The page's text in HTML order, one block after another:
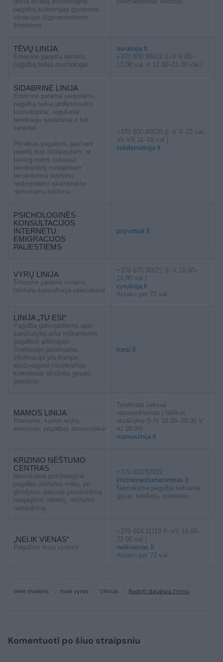
pagalbą sudėtingas gyvenimo
situacijas išgyvenantiems
žmonėms
TĖVŲ LINIJA
Emocinė parama tėvams,
pagalbą teikia psichologai
tevulinija.lt
+370 800 90012 (I–V 9.00–
13.00 val. ir 17.00–21.00 val.)
SIDABRINĖ LINIJA
Emocinė parama senjorams,
pagalbą teikia profesionalūs
konsultantai, reguliariai
bendrauja savanoriai ir kiti
senjorai
Prireikus pagalbos, jaučiant
poreikį būti išklausytam, ar
tiesiog norint susirasti
bendramintį nuolatiniam
bendravimui telefonu,
nedvejodami skambinkite
nemokamu telefonu
+370 800 80020 (I–V 8–22 val.,
VI–VII 11–19 val.)
sidabrinelinija.lt
PSICHOLOGINĖS
KONSULTACIJOS
INTERNETU
EMIGRACIJOS
PALIESTIEMS
psyvirtual.lt
VYRŲ LINIJA
Emocinė parama vyrams,
telefonu konsultuoja specialistai
+370 670 00027 (I–V 10.00–
14.00 val.)
vyrulinija.lt
Atsako per 72 val.
LINIJA „TU ESI“
Pagalba galvojantiems apie
savižudybę arba ieškantiems
pagalbos artimajam
Svetainėje pateikiama
informacija yra trumpa,
atsižvelgiant į konkrečius
kiekvienos tikslinės grupės
poreikius
tuesi.lt
MAMOS LINIJA
Mamoms, kurios ieško
emocinės pagalbos anonimiškai
Telefonas laikinai
nepasiekiamas į laiškus
atsakoma (I-IV 10.00–20.00 V
iki 18.00)
mamoslinija.lt
KRIZINIO NĖŠTUMO
CENTRAS
Nemokama psichologinė
pagalba nėštumo metu, po
gimdymo, patyrus persileidimą,
naujagimio netektį, nėštumo
nutraukimą.
+370 603 57912
krizinionestumocentras.lt
Nemokama pagalba teikiama
gyvai, telefonu, internetu.
„NELIK VIENAS“
Pagalbos linija vyrams
+370 604 11119 (I–VII,18.00–
22.00 val.)
nelikvienas.lt
Atsako per 72 val.
mirė moteris mirė vyras Vilnius Rodyti daugiau žymių
Komentuoti po šiuo straipsniu